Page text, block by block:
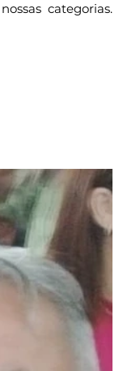
categorias.